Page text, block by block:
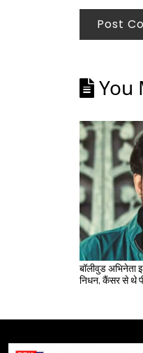
Post
You
बॉलीवुड अभिनेता
निधन, कैंसर से थे